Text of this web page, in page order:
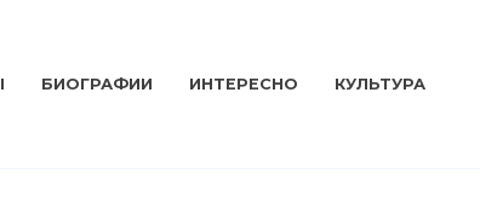
БИОГРАФИИ ИНТЕРЕСНО КУЛЬТУРА